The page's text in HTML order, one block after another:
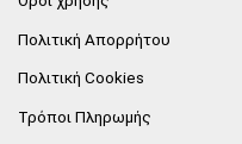
Πολιτική Απορρήτου
Πολιτική Cookies
Τρόποι Πληρωμής